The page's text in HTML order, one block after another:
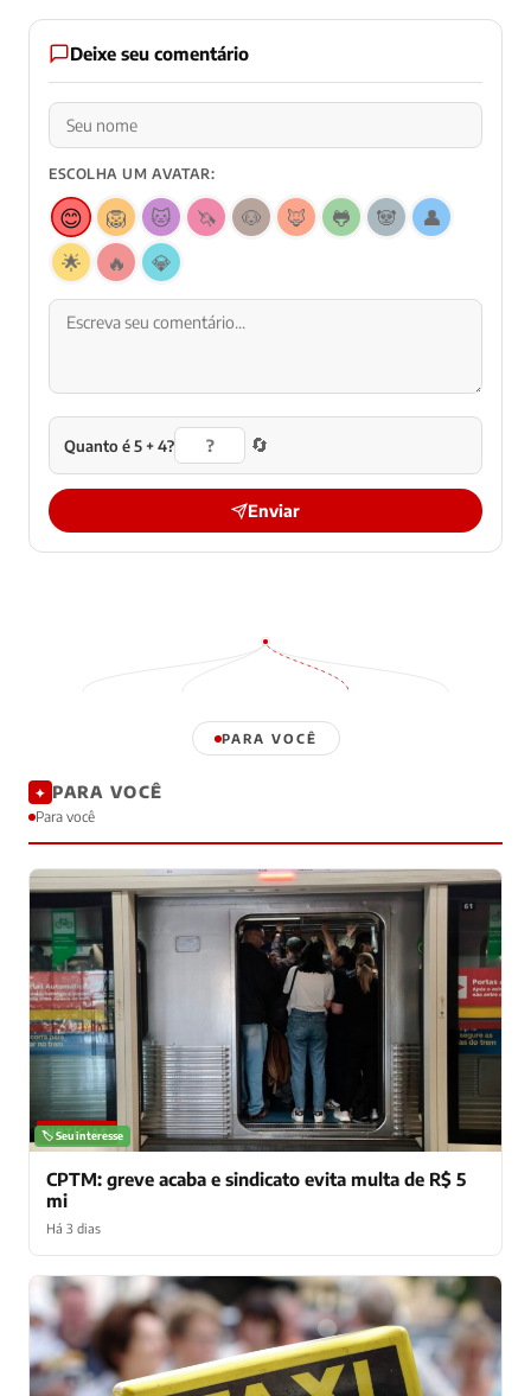
Deixe seu comentário
ESCOLHA UM AVATAR:
😊 🦁 🐱 🦄 🐶 🦊 🐸 🐼
👤
🌟
🔥 💎
Quanto é 5 + 4? 🔄
Enviar
PARA VOCÊ
✦ PARA VOCÊ
Para você
NOTÍCIAS
🏷️ Seu interesse
CPTM: greve acaba e sindicato evita multa de R$ 5
mi
Há 3 dias